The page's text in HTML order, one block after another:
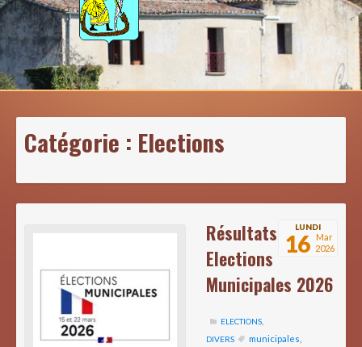
Catégorie : Elections
LUNDI
16 Mar
2026
Résultats
Elections
Municipales 2026
ELECTIONS
DIVERS
municipales